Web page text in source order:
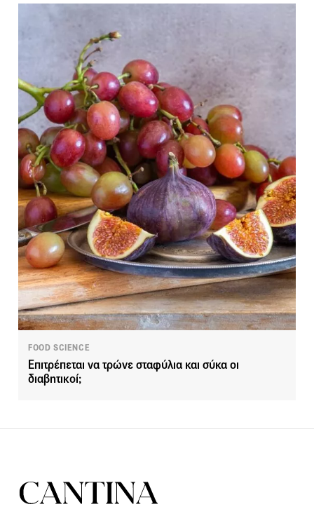
FOOD SCIENCE
Επιτρέπεται να τρώνε σταφύλια και σύκα οι
διαβητικοί;